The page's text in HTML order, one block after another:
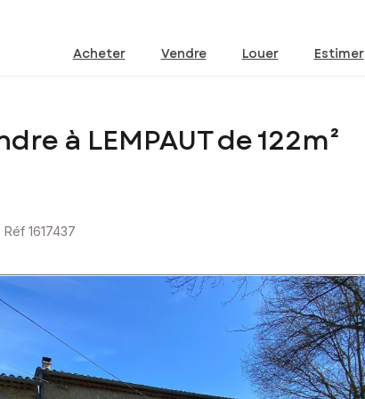
Acheter Vendre Louer Estimer
à LEMPAUT de 122m²
Réf 1617437